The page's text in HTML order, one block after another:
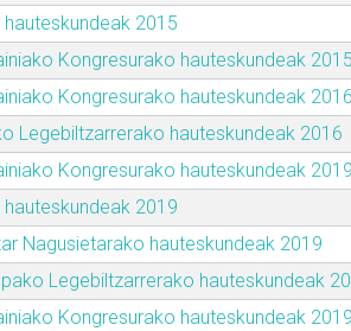
hauteskundeak 2015
Kongresurako hauteskundeak 2015
Kongresurako hauteskundeak 2016
Legebiltzarrerako hauteskundeak 2016
Kongresurako hauteskundeak 2019
hauteskundeak 2019
Nagusietarako hauteskundeak 2019
Legebiltzarrerako hauteskundeak
Kongresurako hauteskundeak 2019